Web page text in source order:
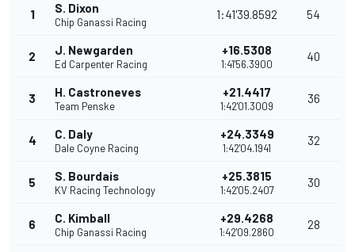
1 S. Dixon
Chip Ganassi Racing
1:41'39.8592 54
2 J. Newgarden
Ed Carpenter Racing
+16.5308
1:41'56.3900
40
3 H. Castroneves
Team Penske
+21.4417
1:42'01.3009
36
4 C. Daly
Dale Coyne Racing
+24.3349
1:42'04.1941
32
5 S. Bourdais
KV Racing Technology
+25.3815
1:42'05.2407
30
6 C. Kimball
Chip Ganassi Racing
+29.4268
1:42'09.2860
28